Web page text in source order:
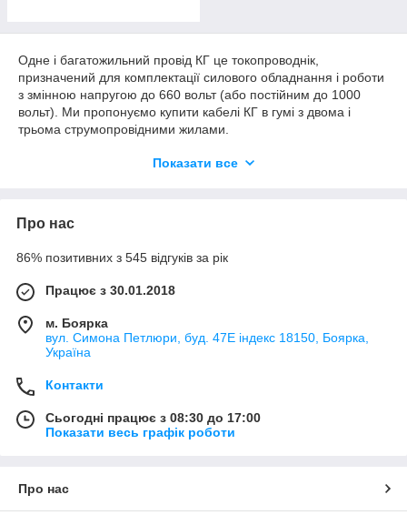
Одне і багатожильний провід КГ це токопроводнік,
призначений для комплектації силового обладнання і роботи
з змінною напругою до 660 вольт (або постійним до 1000
вольт). Ми пропонуємо купити кабелі КГ в гумі з двома і
трьома струмопровідними жилами.
Конструкція проводу КГ
відповідно, особлива гнучкість. В цілому, кабель КГ
Багатожильного мідного провідника круглого
Колір ізоляції кожної жили відповідає її призначенню:
блакитний нульова жила;
чорний і коричневий для фаз;
Зовнішня захист кабелю також зроблена з щільного товстого
Призначення проводу КГ
Показати все
Про нас
86% позитивних з 545 відгуків за рік
Працює з 30.01.2018
м. Боярка
вул. Симона Петлюри, буд. 47Е індекс 18150, Боярка,
Україна
Контакти
Сьогодні працює з 08:30 до 17:00
Показати весь графік роботи
Про нас